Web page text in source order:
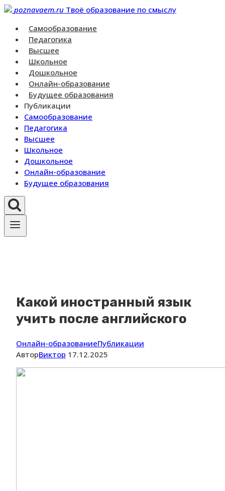
Перейти
контенту
poznavaem.ru Твоё образование по смыслу
Самообразование
Педагогика
Высшее
Школьное
Дошкольное
Онлайн-образование
Будущее образования
Публикации
Самообразование
Педагогика
Высшее
Школьное
Дошкольное
Онлайн-образование
Будущее образования
Какой иностранный язык
учить после английского
Онлайн-образованиеПубликации
АвторВиктор 17.12.2025